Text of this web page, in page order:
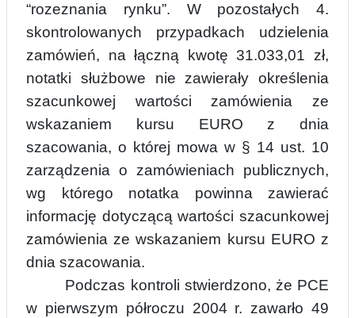
“rozeznania rynku”. W pozostałych 4.
skontrolowanych przypadkach udzielenia
zamówień, na łączną kwotę 31.033,01 zł,
notatki służbowe nie zawierały określenia
szacunkowej wartości zamówienia ze
wskazaniem kursu EURO z dnia
szacowania, o której mowa w § 14 ust. 10
zarządzenia o zamówieniach publicznych,
wg którego notatka powinna zawierać
informację dotyczącą wartości szacunkowej
zamówienia ze wskazaniem kursu EURO z
dnia szacowania.
Podczas kontroli stwierdzono, że PCE
w pierwszym półroczu 2004 r. zawarło 49